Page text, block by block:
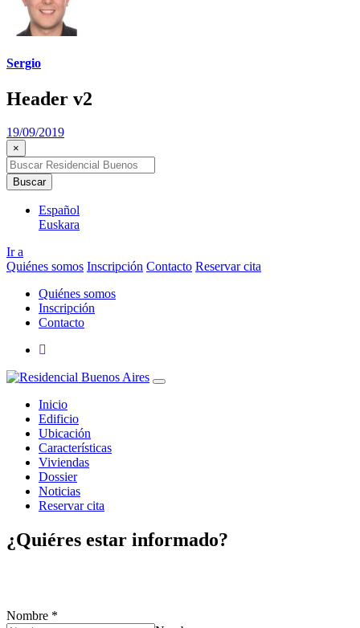
Sergio
Header v2
19/09/2019
×
Buscar
Español
Euskara
Ir a
Quiénes somos Inscripción Contacto Reservar cita
Quiénes somos
Inscripción
Contacto
Inicio
Edificio
Ubicación
Características
Viviendas
Dossier
Noticias
Reservar cita
¿Quiéres estar informado?
Nombre *